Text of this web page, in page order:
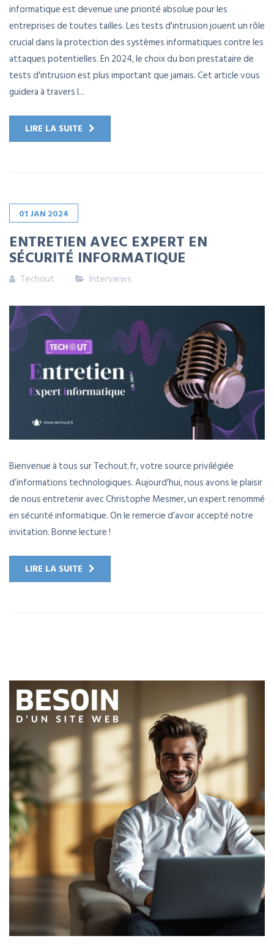
informatique est devenue une priorité absolue pour les
entreprises de toutes tailles. Les tests d'intrusion jouent un rôle
crucial dans la protection des systèmes informatiques contre les
attaques potentielles. En 2024, le choix du bon prestataire de
tests d'intrusion est plus important que jamais. Cet article vous
guidera à travers l...
LIRE LA SUITE
01 JAN 2024
ENTRETIEN AVEC EXPERT EN
SÉCURITÉ INFORMATIQUE
Techout Interviews
Bienvenue à tous sur Techout.fr, votre source privilégiée
d’informations technologiques. Aujourd’hui, nous avons le plaisir
de nous entretenir avec Christophe Mesmer, un expert renommé
en sécurité informatique. On le remercie d’avoir accepté notre
invitation. Bonne lecture !
LIRE LA SUITE